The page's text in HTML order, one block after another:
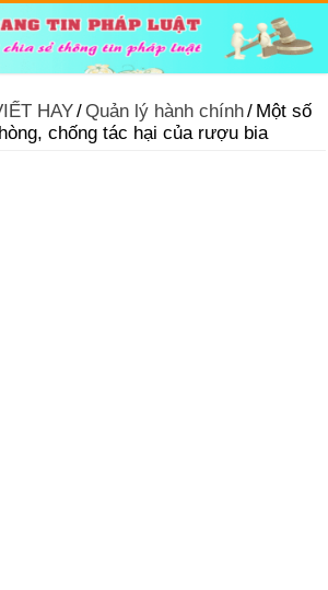
HAY/Quản lý hành chính/ Một số
chống tác hại của rượu bia